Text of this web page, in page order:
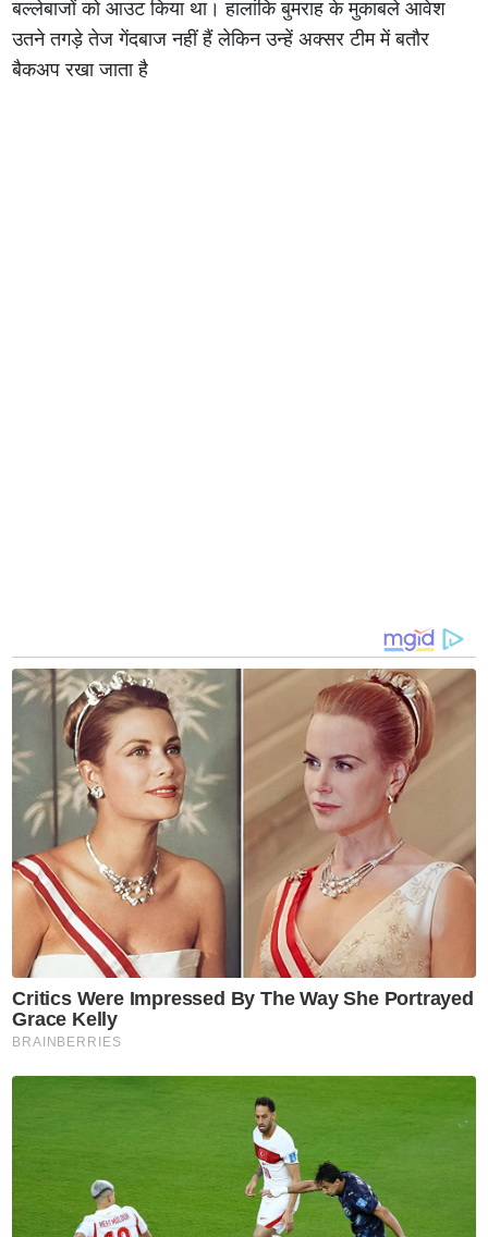
बल्लेबाजों को आउट किया था। हालांकि बुमराह के मुकाबले आवेश
उतने तगड़े तेज गेंदबाज नहीं हैं लेकिन उन्हें अक्सर टीम में बतौर
बैकअप रखा जाता है